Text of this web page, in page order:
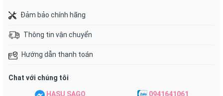
Đảm bảo chính hãng
Thông tin vận chuyển
Hướng dẫn thanh toán
Chat với chúng tôi
HASU SAGO 0941641061